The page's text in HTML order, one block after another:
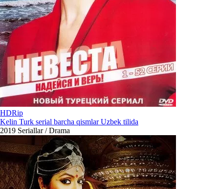
HDRip
Kelin Turk serial barcha qismlar Uzbek tilida
2019 Seriallar / Drama